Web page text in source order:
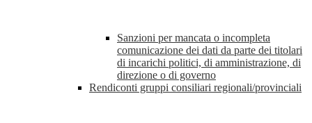
Sanzioni per mancata o incompleta
comunicazione dei dati da parte dei titolari
di incarichi politici, di amministrazione, di
direzione o di governo
Rendiconti gruppi consiliari regionali/provinciali